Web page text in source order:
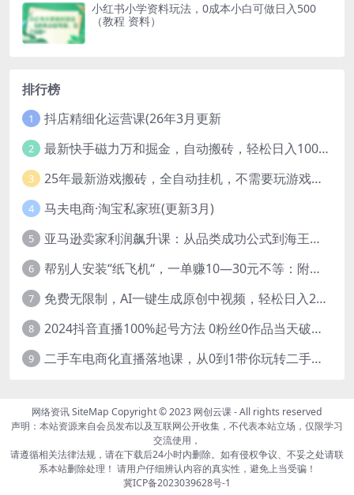
小红书小学资料玩法，0成本小白可做日入500
（教程 资料）
排行榜
1 抖店精细化运营课(26年3月更新
2 最新快手磁力万和掘金，自动搬砖，轻松日入100-200，操作简单
3 25年最新游戏搬砖，全自动挂机，不需要玩游戏，单手机操作日入300+
4 马夫电商·淘宝私家班(更新3月)
5 亚马逊卖家利润飙升课：从品类成功公式到海王打法，让每个SKU都成爆款一路飙升(更新26年3月
6 帮别人安装“纸飞机“，一单赚10—30元不等：附：免费节点
7 免费无限制，AI一键生成原创中视频，轻松日入2000+，超简单，可矩阵，…
8 2024抖音直播100%起号方法 0粉丝0作品当天破千人在线 多种变现方式
9 二手车电商化直播落地课，从0到1带你玩转二手车直播
网络资讯SiteMap Copyright © 2023 网创云课- All rights reserved
声明：本站资源来自会员发布以及互联网公开收集，不代表本站立场，仅限学习
交流使用，
请遵循相关法律法规，请在下载后24小时内删除。如有侵权争议、不妥之处请联
系本站删除处理！ 请用户仔细辨认内容的真实性，避免上当受骗！
冀ICP备2023039628号-1